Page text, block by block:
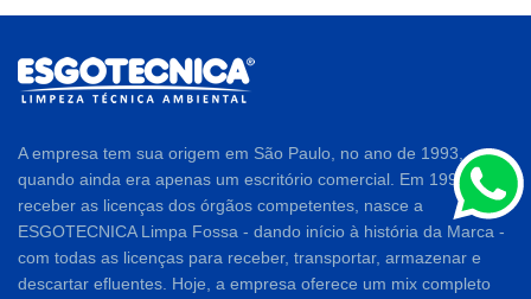
A empresa tem sua origem em São Paulo, no ano de 1993,
quando ainda era apenas um escritório comercial. Em 1994, após
receber as licenças dos órgãos competentes, nasce a
ESGOTECNICA Limpa Fossa - dando início à história da Marca -
com todas as licenças para receber, transportar, armazenar e
descartar efluentes. Hoje, a empresa oferece um mix completo